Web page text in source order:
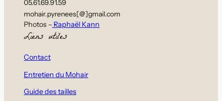
05.61.69.91.59
mohair.pyrenees[@]gmail.com
Photos – Raphaël Kann
Liens utiles
Contact
Entretien du Mohair
Guide des tailles